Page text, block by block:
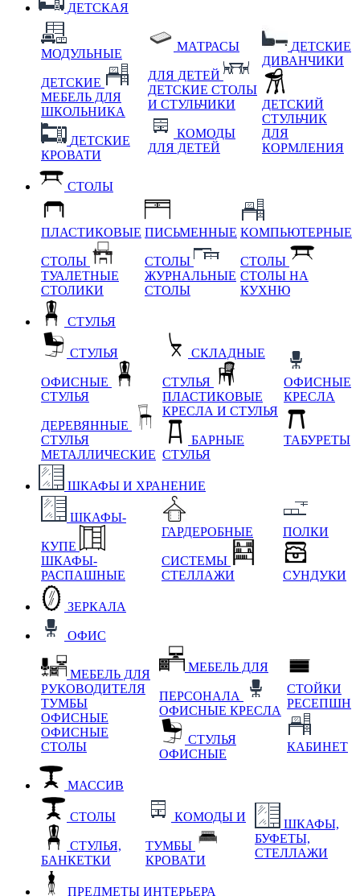
ДЕТСКАЯ
МОДУЛЬНЫЕ
ДЕТСКИЕ
МЕБЕЛЬ ДЛЯ
ШКОЛЬНИКА
ДЕТСКИЕ
КРОВАТИ
МАТРАСЫ
ДЛЯ ДЕТЕЙ
ДЕТСКИЕ СТОЛЫ
И СТУЛЬЧИКИ
КОМОДЫ
ДЛЯ ДЕТЕЙ
ДЕТСКИЕ
ДИВАНЧИКИ
ДЕТСКИЙ
СТУЛЬЧИК
ДЛЯ
КОРМЛЕНИЯ
СТОЛЫ
ПЛАСТИКОВЫЕ
СТОЛЫ
ТУАЛЕТНЫЕ
СТОЛИКИ
ПИСЬМЕННЫЕ
СТОЛЫ
ЖУРНАЛЬНЫЕ
СТОЛЫ
КОМПЬЮТЕРНЫЕ
СТОЛЫ
СТОЛЫ НА
КУХНЮ
СТУЛЬЯ
СТУЛЬЯ
ОФИСНЫЕ
СТУЛЬЯ
ДЕРЕВЯННЫЕ
СТУЛЬЯ
МЕТАЛЛИЧЕСКИЕ
СКЛАДНЫЕ
СТУЛЬЯ
ПЛАСТИКОВЫЕ
КРЕСЛА И СТУЛЬЯ
БАРНЫЕ
СТУЛЬЯ
ОФИСНЫЕ
КРЕСЛА
ТАБУРЕТЫ
ШКАФЫ И ХРАНЕНИЕ
ШКАФЫ-
КУПЕ
ШКАФЫ-
РАСПАШНЫЕ
ГАРДЕРОБНЫЕ
СИСТЕМЫ
СТЕЛЛАЖИ
ПОЛКИ
СУНДУКИ
ЗЕРКАЛА
ОФИС
МЕБЕЛЬ ДЛЯ
РУКОВОДИТЕЛЯ
ТУМБЫ
ОФИСНЫЕ
ОФИСНЫЕ
СТОЛЫ
МЕБЕЛЬ ДЛЯ
ПЕРСОНАЛА
ОФИСНЫЕ КРЕСЛА
СТУЛЬЯ
ОФИСНЫЕ
СТОЙКИ
РЕСЕПШН
КАБИНЕТ
МАССИВ
СТОЛЫ
СТУЛЬЯ,
БАНКЕТКИ
КОМОДЫ И
ТУМБЫ
КРОВАТИ
ШКАФЫ,
БУФЕТЫ,
СТЕЛЛАЖИ
ПРЕДМЕТЫ ИНТЕРЬЕРА